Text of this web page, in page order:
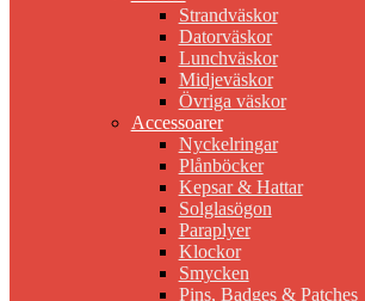
Strandväskor
Datorväskor
Lunchväskor
Midjeväskor
Övriga väskor
Accessoarer
Nyckelringar
Plånböcker
Kepsar & Hattar
Solglasögon
Paraplyer
Klockor
Smycken
Pins, Badges & Patches